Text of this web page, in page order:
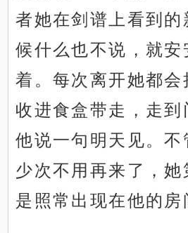
者她在剑谱上看到的
候什么也不说，就安
着。每次离开她都会
收进食盒带走，走到
他说一句明天见。不
少次不用再来了，
是照常出现在他的房